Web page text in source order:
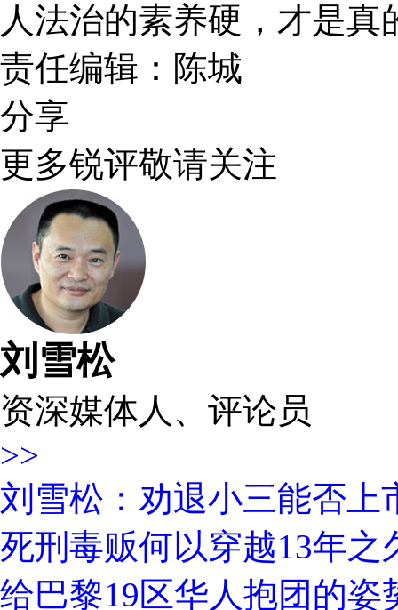
人法治的素养硬，才是真
责任编辑：陈城
分享
更多锐评敬请关注
刘雪松
资深媒体人、评论员
>>
刘雪松：劝退小三能否上
死刑毒贩何以穿越13年之
给巴黎19区华人抱团的姿